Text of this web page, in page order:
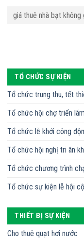
giá thuê nhà bạt không
TỔ CHỨC SỰ KIỆN
Tổ chức trung thu, tết
Tổ chức hội chợ triển
Tổ chức lễ khởi công
Tổ chức hội nghị tri ân
Tổ chức chương trình
Tổ chức sự kiện lễ hội
THIẾT BỊ SỰ KIỆN
Cho thuê quạt hơi nước